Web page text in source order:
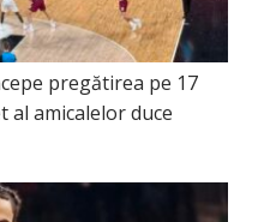
pregătirea pe 17
al amicalelor duce